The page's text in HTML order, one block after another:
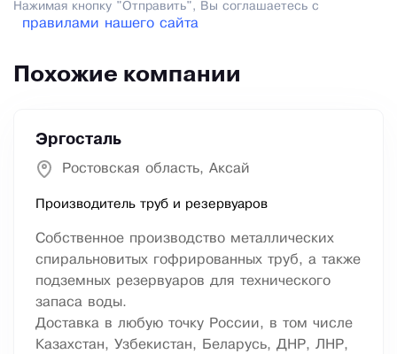
Нажимая кнопку "Отправить", Вы соглашаетесь с
правилами нашего сайта
Похожие компании
Эргосталь
Ростовская область, Аксай
Производитель труб и резервуаров
Собственное производство металлических
спиральновитых гофрированных труб, а также
подземных резервуаров для технического
запаса воды.
Доставка в любую точку России, в том числе
Казахстан, Узбекистан, Беларусь, ДНР, ЛНР,